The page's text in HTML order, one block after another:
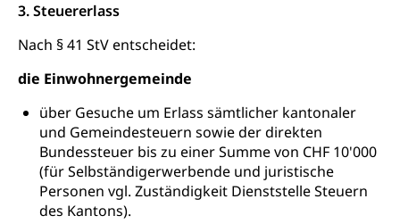
3. Steuererlass
Nach § 41 StV entscheidet:
die Einwohnergemeinde
über Gesuche um Erlass sämtlicher kantonaler
und Gemeindesteuern sowie der direkten
Bundessteuer bis zu einer Summe von CHF 10'000
(für Selbständigerwerbende und juristische
Personen vgl. Zuständigkeit Dienststelle Steuern
des Kantons).
Zentralschweizer Filmförderung
Schiene und öffentlicher Verkehr
Schienenverkehr, Zugverkehr, Bahnverkehr,
Transportmittel, öffentlicher Verkehr
Verkehrsverbund Luzern VVL
Öffentlicher Verkehr Luzern Mobil
Schifffahrt
Schiffsverkehr, Binnenschifffahrt, Seeschifffahrt,
Flussschifffahrt
Schifffahrt (Strassenverkehrsamt)
Strasse